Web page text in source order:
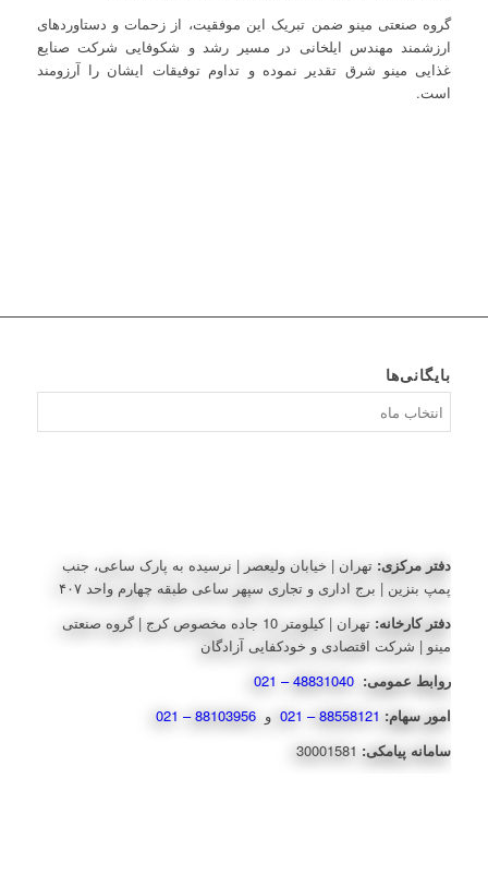
گروه صنعتی مینو ضمن تبریک این موفقیت، از زحمات و دستاوردهای
ارزشمند مهندس ایلخانی در مسیر رشد و شکوفایی شرکت صنایع
غذایی مینو شرق تقدیر نموده و تداوم توفیقات ایشان را آرزومند
است.
بایگانی‌ها
دفتر مرکزی: تهران | خیابان ولیعصر | نرسیده به پارک ساعی، جنب
پمپ بنزین | برج اداری و تجاری سپهر ساعی طبقه چهارم واحد ۴۰۷
دفتر کارخانه:
تهران | کیلومتر 10 جاده مخصوص کرج | گروه صنعتی
مینو | شرکت اقتصادی و خودکفایی آزادگان
روابط عمومی:
امور سهام: 88558121 – 021 و
سامانه پیامکی: